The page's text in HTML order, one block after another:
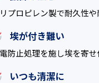
プロピレン製で耐久性
埃が付き難い
防止処理を施し埃を寄
いつも清潔に